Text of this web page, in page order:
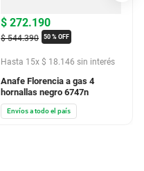
$ 272.190
$ 544.390 50 % OFF
Hasta 15x $ 18.146 sin interés
Anafe Florencia a gas 4
hornallas negro 6747n
Envíos a todo el país